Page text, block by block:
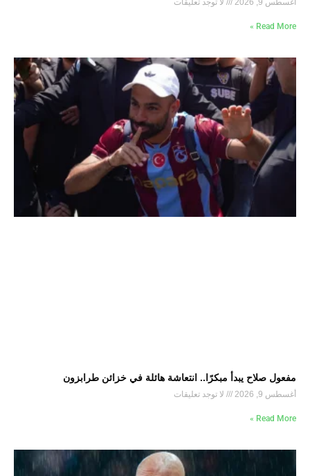
أغسطس 9, 2026 لا توجد تعليقات
Read More »
مفعول صلاح يبدأ مبكرًا.. انتعاشة هائلة في خزائن طرابزون
أغسطس 9, 2026 لا توجد تعليقات
Read More »